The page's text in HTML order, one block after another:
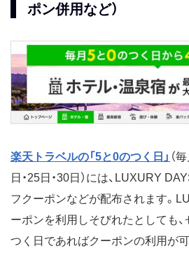
ポン併用など）
楽天トラベルの「5と0のつく日」 （
日・25日・30日）には、LUXURY
フクーポンなどが配布されます。
ーポンを利用しそびれたとしても
つく日であればクーポンの利用が可